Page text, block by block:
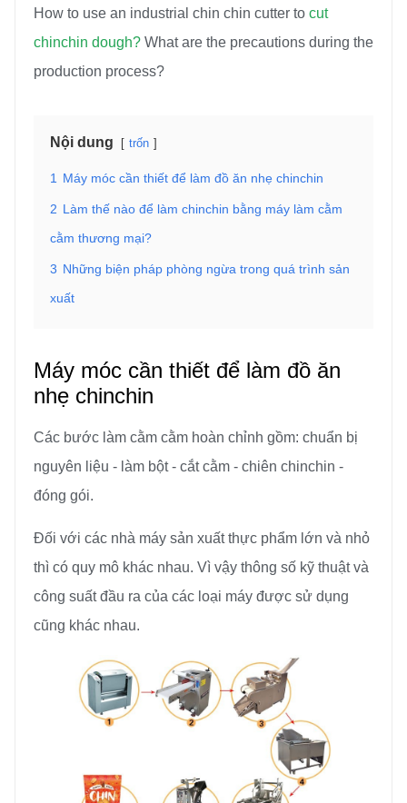
How to use an industrial chin chin cutter to cut
chinchin dough? What are the precautions during the
production process?
Nội dung trốn
1 Máy móc cần thiết để làm đồ ăn nhẹ chinchin
2 Làm thế nào để làm chinchin bằng máy làm cằm
cằm thương mại?
3 Những biện pháp phòng ngừa trong quá trình sản
xuất
Máy móc cần thiết để làm đồ ăn
nhẹ chinchin
Các bước làm cằm cằm hoàn chỉnh gồm: chuẩn bị
nguyên liệu - làm bột - cắt cằm - chiên chinchin -
đóng gói.
Đối với các nhà máy sản xuất thực phẩm lớn và nhỏ
thì có quy mô khác nhau. Vì vậy thông số kỹ thuật và
công suất đầu ra của các loại máy được sử dụng
cũng khác nhau.